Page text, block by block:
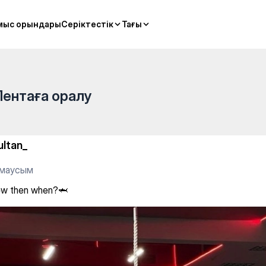
орындарыСеріктестік Тағы
орындарыСеріктестік Тағы
оралу
then when?🦈